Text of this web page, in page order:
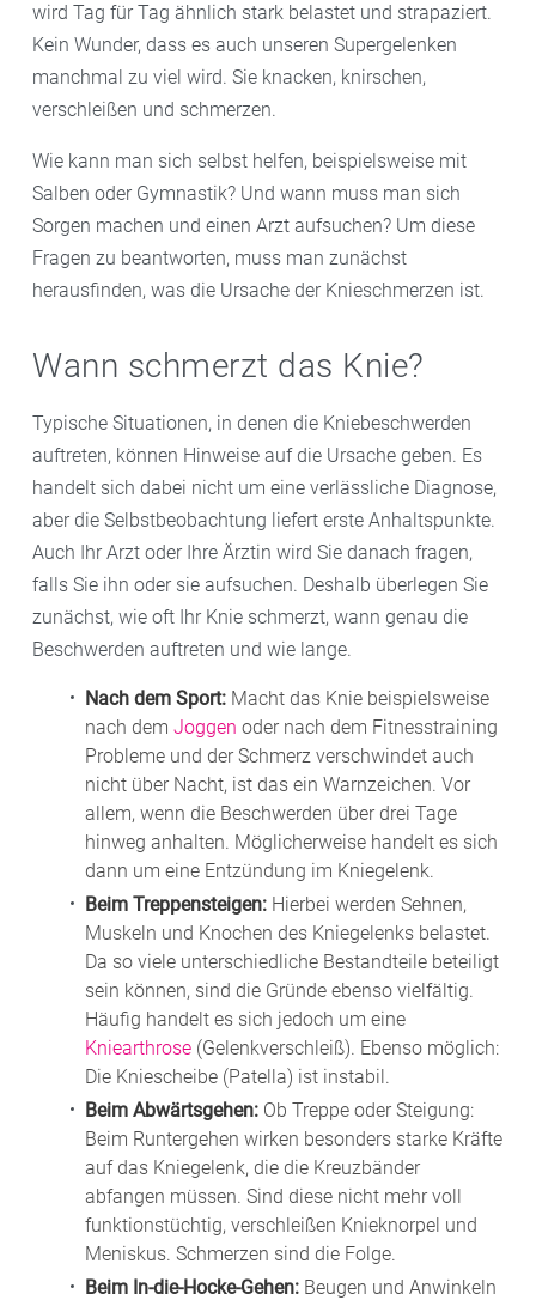
wird Tag für Tag ähnlich stark belastet und strapaziert.
Kein Wunder, dass es auch unseren Supergelenken
manchmal zu viel wird. Sie knacken, knirschen,
verschleißen und schmerzen.
Wie kann man sich selbst helfen, beispielsweise mit
Salben oder Gymnastik? Und wann muss man sich
Sorgen machen und einen Arzt aufsuchen? Um diese
Fragen zu beantworten, muss man zunächst
herausfinden, was die Ursache der Knieschmerzen ist.
Wann schmerzt das Knie?
Typische Situationen, in denen die Kniebeschwerden
auftreten, können Hinweise auf die Ursache geben. Es
handelt sich dabei nicht um eine verlässliche Diagnose,
aber die Selbstbeobachtung liefert erste Anhaltspunkte.
Auch Ihr Arzt oder Ihre Ärztin wird Sie danach fragen,
falls Sie ihn oder sie aufsuchen. Deshalb überlegen Sie
zunächst, wie oft Ihr Knie schmerzt, wann genau die
Beschwerden auftreten und wie lange.
Nach dem Sport: Macht das Knie beispielsweise
nach dem Joggen oder nach dem Fitnesstraining
Probleme und der Schmerz verschwindet auch
nicht über Nacht, ist das ein Warnzeichen. Vor
allem, wenn die Beschwerden über drei Tage
hinweg anhalten. Möglicherweise handelt es sich
dann um eine Entzündung im Kniegelenk.
Beim Treppensteigen: Hierbei werden Sehnen,
Muskeln und Knochen des Kniegelenks belastet.
Da so viele unterschiedliche Bestandteile beteiligt
sein können, sind die Gründe ebenso vielfältig.
Häufig handelt es sich jedoch um eine
Kniearthrose (Gelenkverschleiß). Ebenso möglich:
Die Kniescheibe (Patella) ist instabil.
Beim Abwärtsgehen: Ob Treppe oder Steigung:
Beim Runtergehen wirken besonders starke Kräfte
auf das Kniegelenk, die die Kreuzbänder
abfangen müssen. Sind diese nicht mehr voll
funktionstüchtig, verschleißen Knieknorpel und
Meniskus. Schmerzen sind die Folge.
Beim In-die-Hocke-Gehen: Beugen und Anwinkeln